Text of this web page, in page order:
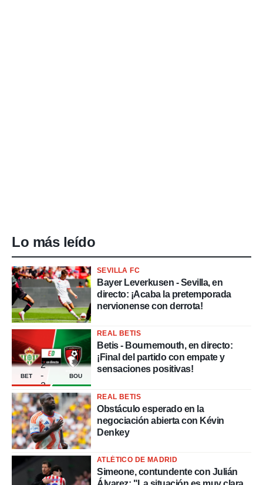
Lo más leído
SEVILLA FC
Bayer Leverkusen - Sevilla, en
directo: ¡Acaba la pretemporada
nervionense con derrota!
BET
2
-
2
BOU
REAL BETIS
Betis - Bournemouth, en directo:
¡Final del partido con empate y
sensaciones positivas!
REAL BETIS
Obstáculo esperado en la
negociación abierta con Kévin
Denkey
ATLÉTICO DE MADRID
Simeone, contundente con Julián